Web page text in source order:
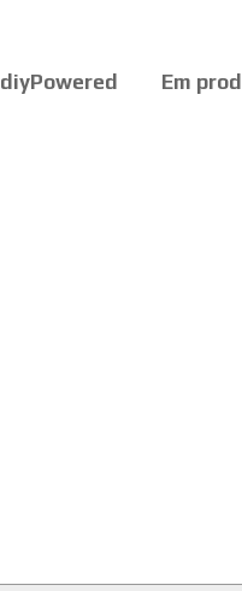
diyPowered Em